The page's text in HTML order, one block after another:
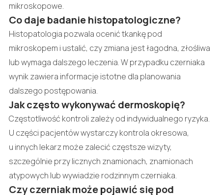
mikroskopowe.
Co daje badanie histopatologiczne?
Histopatologia pozwala ocenić tkankę pod
mikroskopem i ustalić, czy zmiana jest łagodna, złośliwa
lub wymaga dalszego leczenia. W przypadku czerniaka
wynik zawiera informacje istotne dla planowania
dalszego postępowania.
Jak często wykonywać dermoskopię?
Częstotliwość kontroli zależy od indywidualnego ryzyka.
U części pacjentów wystarczy kontrola okresowa,
u innych lekarz może zalecić częstsze wizyty,
szczególnie przy licznych znamionach, znamionach
atypowych lub wywiadzie rodzinnym czerniaka.
Czy czerniak może pojawić się pod